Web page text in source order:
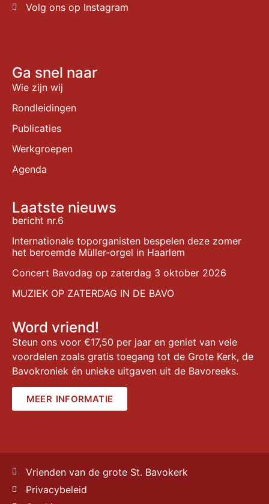
Volg ons op Instagram
Ga snel naar
Wie zijn wij
Rondleidingen
Publicaties
Werkgroepen
Agenda
Laatste nieuws
bericht nr.6
Internationale toporganisten bespelen deze zomer
het beroemde Müller-orgel in Haarlem
Concert Bavodag op zaterdag 3 oktober 2026
MUZIEK OP ZATERDAG IN DE BAVO
Word vriend!
Steun ons voor €17,50 per jaar en geniet van vele
voordelen zoals gratis toegang tot de Grote Kerk, de
Bavokroniek én unieke uitgaven uit de Bavoreeks.
MEER INFORMATIE
Vrienden van de grote St. Bavokerk
Privacybeleid